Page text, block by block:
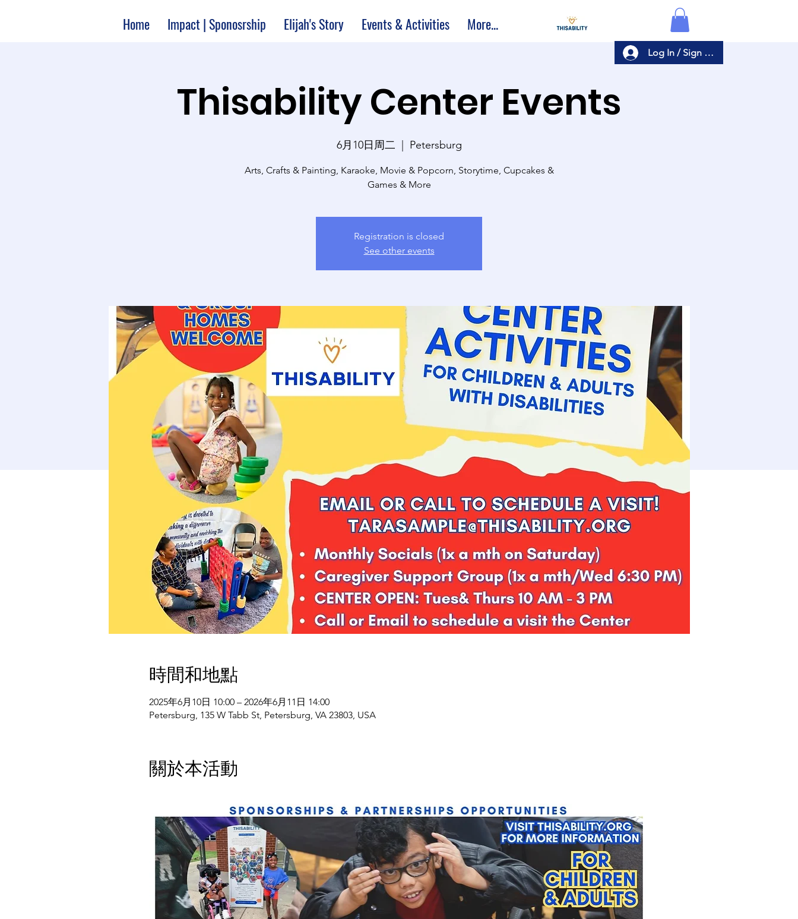
Log In / Sign Up
Home Impact | Sponosrship Elijah's Story Events & Activities More...
Thisability Center Events
6月10日周二
  |
Petersburg
Arts, Crafts & Painting, Karaoke, Movie & Popcorn, Storytime, Cupcakes &
Games & More
Registration is closed
See other events
時間和地點
2025年6月10日 10:00 – 2026年6月11日 14:00
Petersburg, 135 W Tabb St, Petersburg, VA 23803, USA
關於本活動